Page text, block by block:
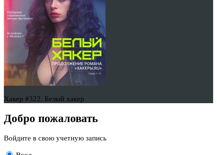
Хакер #322. Белый хакер
Добро пожаловать
Войдите в свою учетную запись